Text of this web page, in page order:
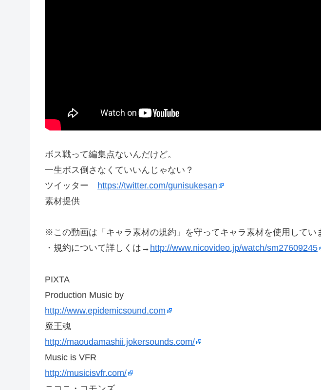
ボス戦って編集点ないんだけど。
一生ボス倒さなくていいんじゃない？
ツイッター https://twitter.com/gunisukesan
素材提供
※この動画は「キャラ素材の規約」を守ってキャラ素材を使用してい
・規約について詳しくは→ http://www.nicovideo.jp/watch/sm27609245
PIXTA
Production Music by
http://www.epidemicsound.com
魔王魂
http://maoudamashii.jokersounds.com/
Music is VFR
http://musicisvfr.com/